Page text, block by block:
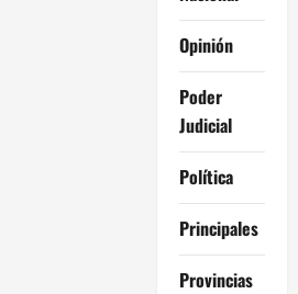
Opinión
Poder
Judicial
Política
Principales
Provincias